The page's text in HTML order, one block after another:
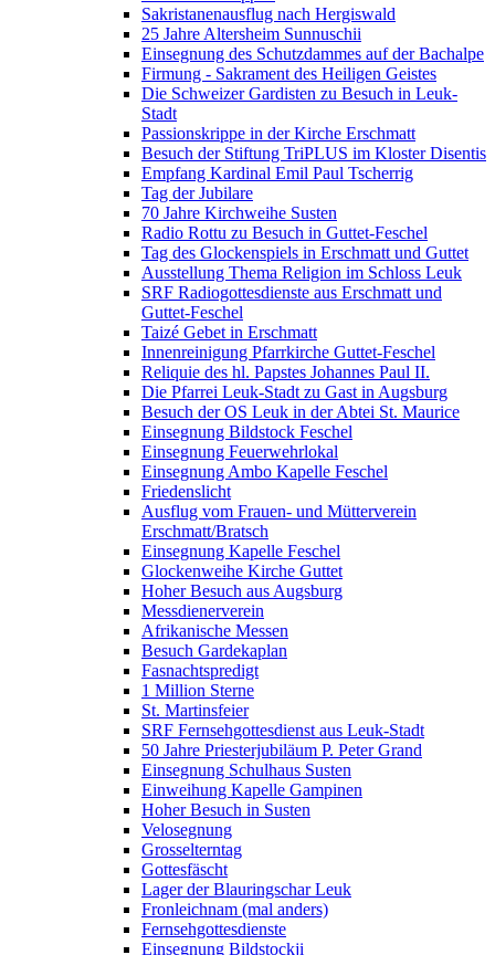
Sakristanenausflug nach Hergiswald
25 Jahre Altersheim Sunnuschii
Einsegnung des Schutzdammes auf der Bachalpe
Firmung - Sakrament des Heiligen Geistes
Die Schweizer Gardisten zu Besuch in Leuk-
Stadt
Passionskrippe in der Kirche Erschmatt
Besuch der Stiftung TriPLUS im Kloster Disentis
Empfang Kardinal Emil Paul Tscherrig
Tag der Jubilare
70 Jahre Kirchweihe Susten
Radio Rottu zu Besuch in Guttet-Feschel
Tag des Glockenspiels in Erschmatt und Guttet
Ausstellung Thema Religion im Schloss Leuk
SRF Radiogottesdienste aus Erschmatt und
Guttet-Feschel
Taizé Gebet in Erschmatt
Innenreinigung Pfarrkirche Guttet-Feschel
Reliquie des hl. Papstes Johannes Paul II.
Die Pfarrei Leuk-Stadt zu Gast in Augsburg
Besuch der OS Leuk in der Abtei St. Maurice
Einsegnung Bildstock Feschel
Einsegnung Feuerwehrlokal
Einsegnung Ambo Kapelle Feschel
Friedenslicht
Ausflug vom Frauen- und Mütterverein
Erschmatt/Bratsch
Einsegnung Kapelle Feschel
Glockenweihe Kirche Guttet
Hoher Besuch aus Augsburg
Messdienerverein
Afrikanische Messen
Besuch Gardekaplan
Fasnachtspredigt
1 Million Sterne
St. Martinsfeier
SRF Fernsehgottesdienst aus Leuk-Stadt
50 Jahre Priesterjubiläum P. Peter Grand
Einsegnung Schulhaus Susten
Einweihung Kapelle Gampinen
Hoher Besuch in Susten
Velosegnung
Grosselterntag
Gottesfäscht
Lager der Blauringschar Leuk
Fronleichnam (mal anders)
Fernsehgottesdienste
Einsegnung Bildstockji